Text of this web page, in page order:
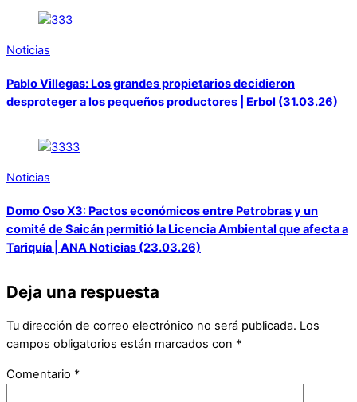
Noticias
Pablo Villegas: Los grandes propietarios decidieron
desproteger a los pequeños productores | Erbol (31.03.26)
Noticias
Domo Oso X3: Pactos económicos entre Petrobras y un
comité de Saicán permitió la Licencia Ambiental que afecta a
Tariquía | ANA Noticias (23.03.26)
Deja una respuesta
Tu dirección de correo electrónico no será publicada. Los
campos obligatorios están marcados con *
Comentario *